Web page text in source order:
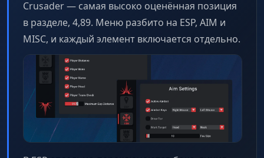
Crusader — самая высоко оценённая позиция
в разделе, 4,89. Меню разбито на ESP, AIM и
MISC, и каждый элемент включается отдельно.